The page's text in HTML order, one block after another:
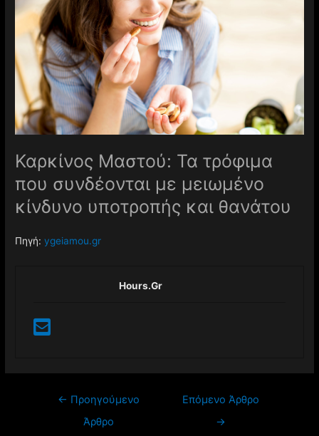
Καρκίνος Μαστού: Τα τρόφιμα
που συνδέονται με μειωμένο
κίνδυνο υποτροπής και θανάτου
Πηγή:ygeiamou.gr
Hours.gr
← Προηγούμενο
Άρθρο
Επόμενο Άρθρο
→